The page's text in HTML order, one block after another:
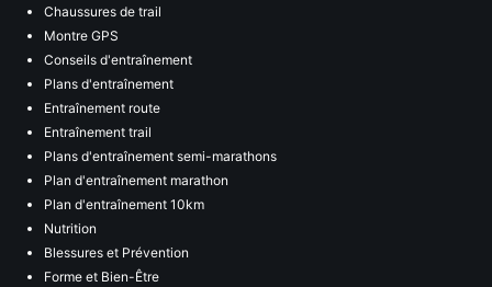
Chaussures de trail
Montre GPS
Conseils d'entraînement
Plans d'entraînement
Entraînement route
Entraînement trail
Plans d'entraînement semi-marathons
Plan d'entraînement marathon
Plan d'entraînement 10km
Nutrition
Blessures et Prévention
Forme et Bien-Être